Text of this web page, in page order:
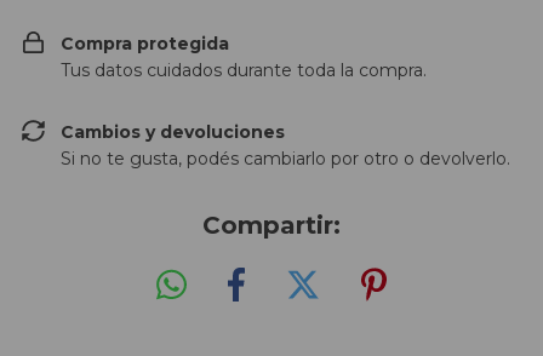
Compra protegida
Tus datos cuidados durante toda la compra.
Cambios y devoluciones
Si no te gusta, podés cambiarlo por otro o devolverlo.
Compartir: